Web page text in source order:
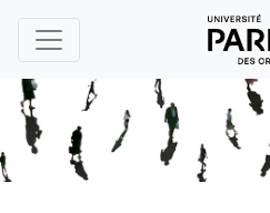
Panneau de gestion des cookies